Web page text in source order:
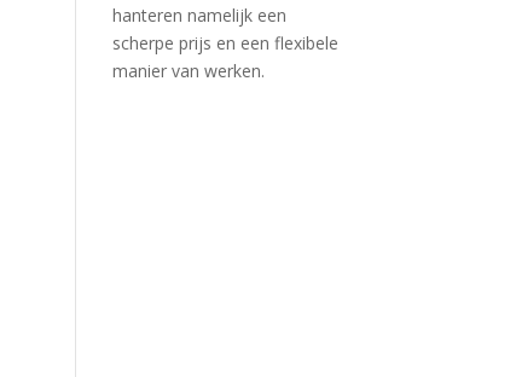
hanteren namelijk een
scherpe prijs en een flexibele
manier van werken.